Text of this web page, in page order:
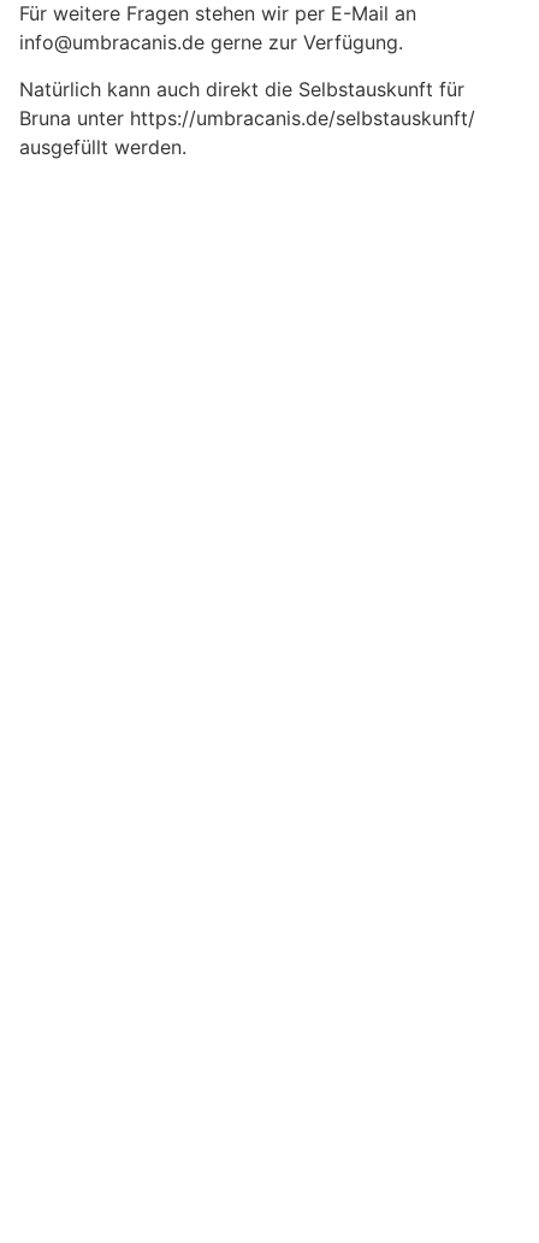
Für weitere Fragen stehen wir per E-Mail an
info@umbracanis.de gerne zur Verfügung.
Natürlich kann auch direkt die Selbstauskunft für
Bruna unter https://umbracanis.de/selbstauskunft/
ausgefüllt werden.